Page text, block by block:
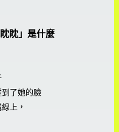
眈」是什麼
了她的臉
上，